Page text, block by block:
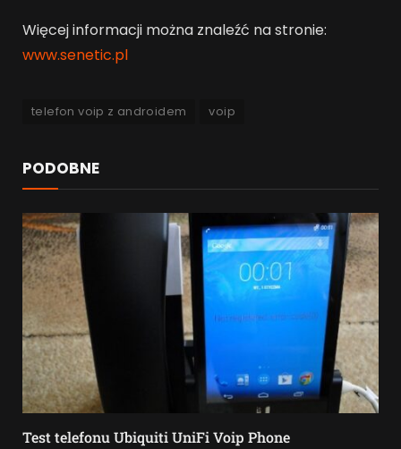
Więcej informacji można znaleźć na stronie:
www.senetic.pl
telefon voip z androidem voip
PODOBNE
Test telefonu Ubiquiti UniFi Voip Phone